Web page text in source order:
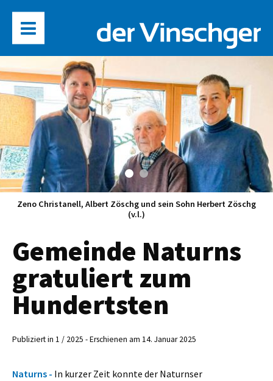
Zeno Christanell, Albert Zöschg und sein Sohn Herbert Zöschg
(v.l.)
Gemeinde Naturns
gratuliert zum
Hundertsten
Publiziert in 1 / 2025 - Erschienen am 14. Januar 2025
Naturns - In kurzer Zeit konnte der Naturnser